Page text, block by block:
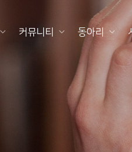
커뮤니티 동아리